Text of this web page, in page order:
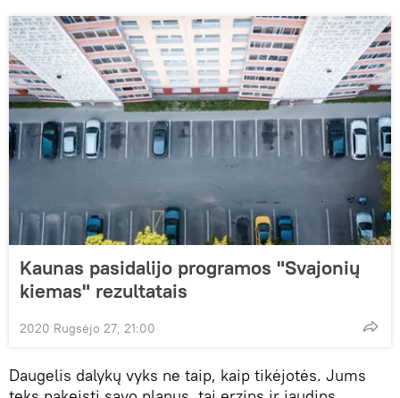
Kaunas pasidalijo programos "Svajonių
kiemas" rezultatais
2020 Rugsėjo 27, 21:00
Daugelis dalykų vyks ne taip, kaip tikėjotės. Jums